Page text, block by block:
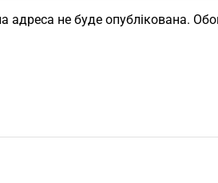
адреса не буде опублікована.